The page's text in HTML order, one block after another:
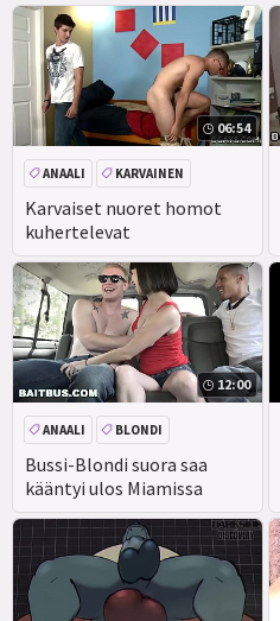
06:54
Karvaiset nuoret homot
kuhertelevat
ANAALI
KARVAINEN
ISO KULLI
12:00
Bussi-Blondi suora saa
kääntyi ulos Miamissa
ANAALI
BLONDI
JULKINEN